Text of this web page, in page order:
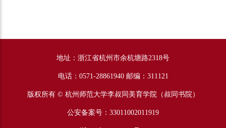
地址：浙江省杭州市余杭塘路2318号
电话：0571-28861940 邮编：311121
版权所有 © 杭州师范大学李叔同美育学院（叔同书院）
公安备案号：33011002011919